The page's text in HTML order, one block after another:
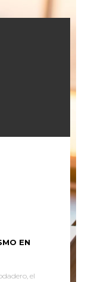
EN
el